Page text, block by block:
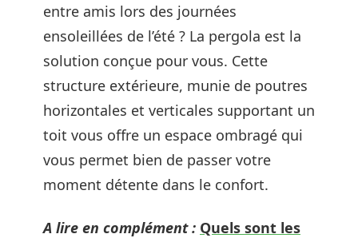
entre amis lors des journées
ensoleillées de l’été ? La pergola est la
solution conçue pour vous. Cette
structure extérieure, munie de poutres
horizontales et verticales supportant un
toit vous offre un espace ombragé qui
vous permet bien de passer votre
moment détente dans le confort.
A lire en complément : Quels sont les